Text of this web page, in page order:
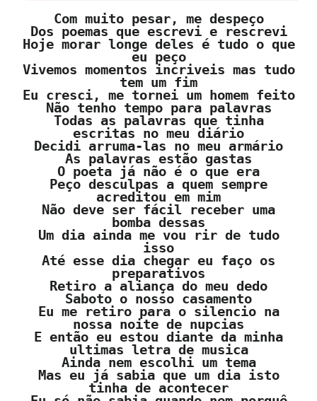
Com muito pesar, me despeço
Dos poemas que escrevi e rescrevi
Hoje morar longe deles é tudo o que
eu peço
Vivemos momentos incriveis mas tudo
tem um fim
Eu cresci, me tornei um homem feito
Não tenho tempo para palavras
Todas as palavras que tinha
escritas no meu diário
Decidi arruma-las no meu armário
As palavras estão gastas
O poeta já não é o que era
Peço desculpas a quem sempre
acreditou em mim
Não deve ser fácil receber uma
bomba dessas
Um dia ainda me vou rir de tudo
isso
Até esse dia chegar eu faço os
preparativos
Retiro a aliança do meu dedo
Saboto o nosso casamento
Eu me retiro para o silencio na
nossa noite de nupcias
E então eu estou diante da minha
ultimas letra de musica
Ainda nem escolhi um tema
Mas eu já sabia que um dia isto
tinha de acontecer